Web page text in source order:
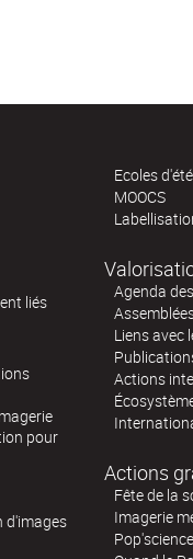
liés
pour
d'images
Ecoles d'été
MOOCS
Agenda
Liens avec
Actions
Actions
Fête de la
Imagerie